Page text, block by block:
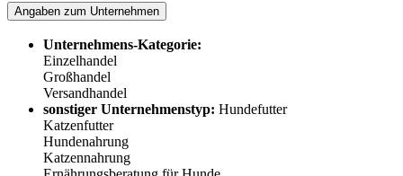
Angaben zum Unternehmen
Unternehmens-Kategorie:
Einzelhandel
Großhandel
Versandhandel
sonstiger Unternehmenstyp: Hundefutter
Katzenfutter
Hundenahrung
Katzennahrung